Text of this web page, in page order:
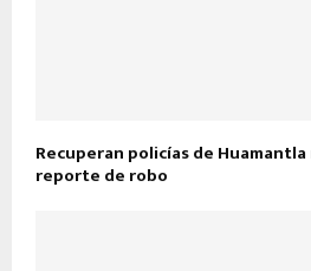
Recuperan policías de
reporte de robo